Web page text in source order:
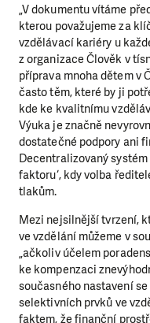
„V dokumentu vítáme
kterou považujeme za
vzdělávací kariéry u
z organizace Člověk v
příprava mnoha dětem v
často těm, které by ji
kde ke kvalitnímu
Výuka je značně
dostatečné podpory ani
Decentralizovaný
faktoru‘, kdy volba
tlakům.
Mezi nejsilnější tvrzení,
ve vzdělání můžeme v
„ačkoliv účelem
ke kompenzaci
současného nastavení
selektivních prvků ve
faktem, že ­finanční
LÍBÍ SE